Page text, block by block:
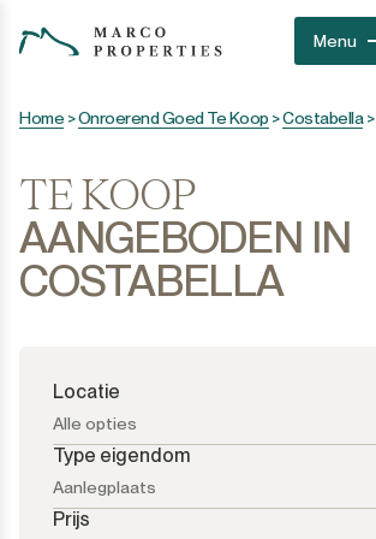
Menu
Home >Onroerend Goed Te Koop >Costabella>
TE KOOP
AANGEBODEN IN
COSTABELLA
Locatie
Alle opties
Alle opties
Type eigendom
Aanlegplaats
Alle opties
Prijs